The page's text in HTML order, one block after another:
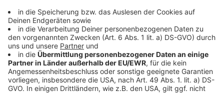
Verbringen Sie unvergessliche Momente im
Somnium Ehrenhausen,
Stück Südsteiermark auf Sie warten.
Gewinnt beim "Mega - März - Memory":
1 Paket "It’s WeTime":